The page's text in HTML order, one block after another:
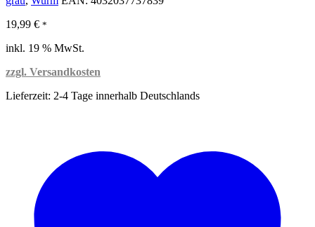
19,99 € *
inkl. 19 % MwSt.
zzgl. Versandkosten
Lieferzeit: 2-4 Tage innerhalb Deutschlands